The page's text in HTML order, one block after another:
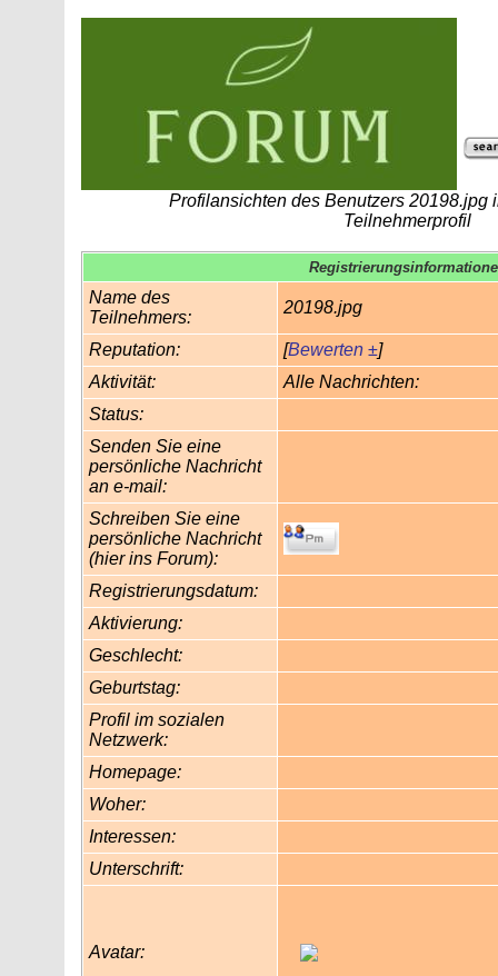
Profilansichten des Benutzers 20198.jpg
Teilnehmerprofil
Name des
Teilnehmers:
20198.jpg
Reputation: [Bewerten ±]
Aktivität:
Alle Nachrichten:
Status:
Senden Sie eine
persönliche Nachricht
an e-mail:
Schreiben Sie eine
persönliche Nachricht
(hier ins Forum):
Registrierungsdatum:
Aktivierung:
Geschlecht:
Geburtstag:
Profil im sozialen
Netzwerk:
Homepage:
Woher:
Interessen:
Unterschrift:
Avatar: